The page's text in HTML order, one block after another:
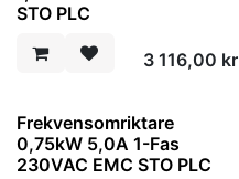
STO PLC
3 116,00 kr
Frekvensomriktare
0,75kW 5,0A 1-Fas
230VAC EMC STO PLC